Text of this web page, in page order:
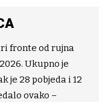
fronte od rujna
Ukupno je
je 28 pobjeda i 12
ovako –